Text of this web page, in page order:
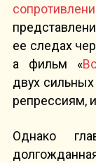
ее следах
а фильм «
двух
репрессиям,
Однако